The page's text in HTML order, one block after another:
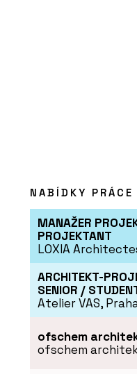
Nové
ze
NABÍDKY PRÁCE
MANAŽER
PROJEKTANT
LOXIA
ARCHITEKT-
SENIOR /
Atelier VAS,
ofschem
ofschem